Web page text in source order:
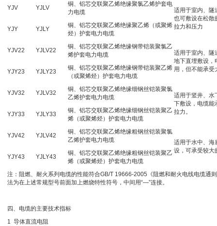
YJV YJLV
铜、铝芯交联聚乙烯绝缘聚氯乙烯护套电
力电缆
适用于室内、隧
也可敷设在松散
拉力和压力
YJY YJLY
铜、铝芯交联聚乙烯绝缘聚乙烯（或聚烯
烃）护套电力电缆
YJV22 YJLV22
铜、铝芯交联聚乙烯绝缘钢带铠装聚氯乙
烯护套电力电缆
适用于室内、隧
地下直埋敷设，
用，但不能承受
YJY23 YJLY23
铜、铝芯交联聚乙烯绝缘钢带铠装聚乙烯
（或聚烯烃）护套电力电缆
YJV32 YJLV32
铜、铝芯交联聚乙烯绝缘细钢丝铠装聚氯
乙烯护套电力电缆
适用于竖井、水
下敷设，电缆能
拉力。
YJY33 YJLY33
铜、铝芯交联聚乙烯绝缘细钢丝铠装聚乙
烯（或聚烯烃）护套电力电缆
YJV42 YJLV42
铜、铝芯交联聚乙烯绝缘粗钢丝铠装聚氯
乙烯护套电力电缆
适用于水中、海
设，可承受较大
YJY43
YJLY43
铜、铝芯交联聚乙烯绝缘粗钢丝铠装聚乙
烯（或聚烯烃）护套电力电缆
注：阻燃、耐火系列电缆的性能符合GB/T 19666-2005《阻燃和耐火电线电缆通
法为在上述常规型号前面加上燃烧特性符号，中间用“—”连接。
四、电缆的主要技术指标
1 导体直流电阻